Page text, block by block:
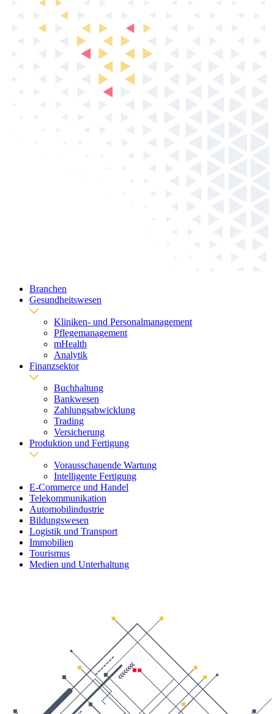
Branchen
Gesundheitswesen
Kliniken- und Personalmanagement
Pflegemanagement
mHealth
Analytik
Finanzsektor
Buchhaltung
Bankwesen
Zahlungsabwicklung
Trading
Versicherung
Produktion und Fertigung
Vorausschauende Wartung
Intelligente Fertigung
E-Commerce und Handel
Telekommunikation
Automobilindustrie
Bildungswesen
Logistik und Transport
Immobilien
Tourismus
Medien und Unterhaltung